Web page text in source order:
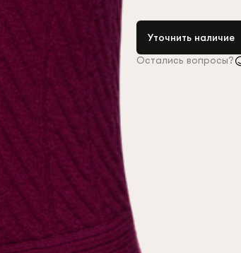
Уточнить наличие
Остались вопросы?